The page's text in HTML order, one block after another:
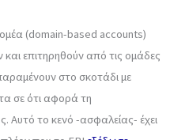
(domain-based accounts)
επιτηρηθούν από τις ομάδες
στο σκοτάδι με
σε ότι αφορά τη
Αυτό το κενό -ασφαλείας- έχει